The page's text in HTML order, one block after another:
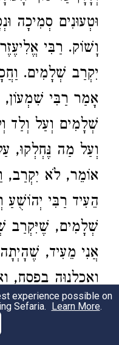
וּטְעוּנִים סְמִיכָה
וָשׁוֹק. רַבִּי אֱלִיעֶזֶר
יִקְרַב שְׁלָמִים.
אָמַר רַבִּי שִׁמְעוֹן,
שְׁלָמִים וְעַל וְלַד
וְעַל מַה נֶּחְלְקוּ,
אוֹמֵר, לֹא יִקְרַב,
הֵעִיד רַבִּי יְהוֹשֻׁעַ
שְׁלָמִים, שֶׁיִּקְרַב
אֲנִי מֵעִיד,
וַאֲכַלְנוּהָ בְפֶסַח,
בֶּחָג:
for which
experience possible on
Sefaria. Learn More.